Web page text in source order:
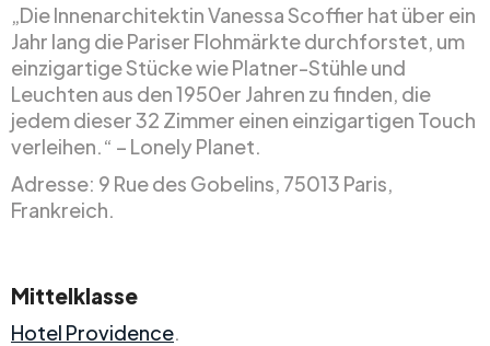
„Die Innenarchitektin Vanessa Scoffier hat über ein
Jahr lang die Pariser Flohmärkte durchforstet, um
einzigartige Stücke wie Platner-Stühle und
Leuchten aus den 1950er Jahren zu finden, die
jedem dieser 32 Zimmer einen einzigartigen Touch
verleihen.“ – Lonely Planet.
Adresse: 9 Rue des Gobelins, 75013 Paris,
Frankreich.
Mittelklasse
Hotel Providence.